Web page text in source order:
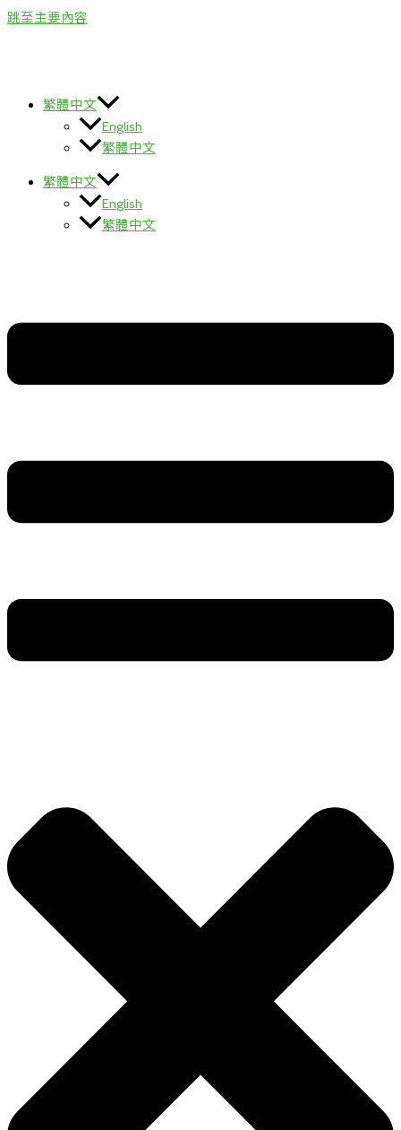
跳至主要內容
繁體中文
English
繁體中文
繁體中文
English
繁體中文